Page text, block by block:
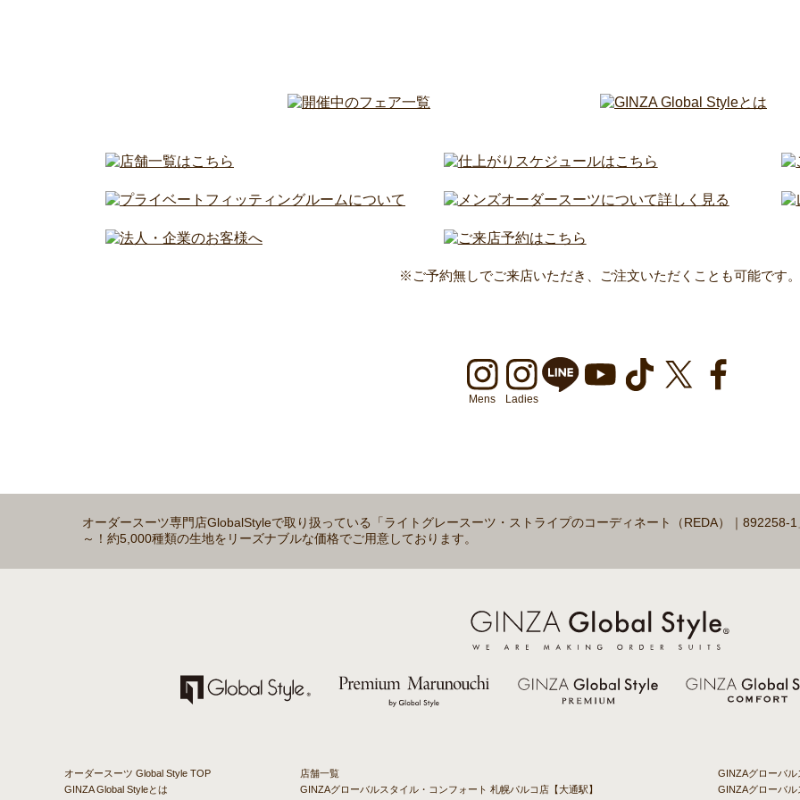
※ご予約無しでご来店いただき、ご注文いただくことも可能です。
Mens Ladies
オーダースーツ専門店GlobalStyleで取り扱っている「ライトグレースーツ・ストライプのコーディネート（REDA）｜
～！約5,000種類の生地をリーズナブルな価格でご用意しております。
オーダースーツ Global Style TOP
GINZA Global Styleとは
店舗一覧
GINZAグローバルスタイル・コンフォート 札幌パルコ店【大通駅】
GINZAグローバ
GINZAグローバ